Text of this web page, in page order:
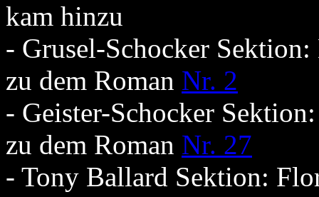
kam hinzu
- Grusel-Schocker
zu dem Roman Nr. 2
- Geister-Schocker
zu dem Roman Nr. 27
- Tony Ballard Sektion: